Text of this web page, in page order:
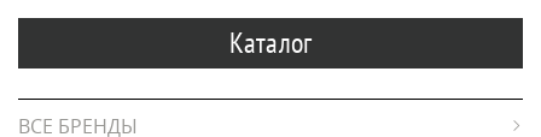
Каталог
ВСЕ БРЕНДЫ